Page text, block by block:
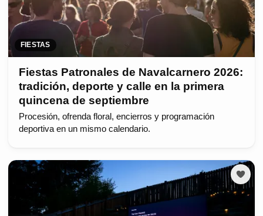
FIESTAS
Fiestas Patronales de Navalcarnero 2026:
tradición, deporte y calle en la primera
quincena de septiembre
Procesión, ofrenda floral, encierros y programación
deportiva en un mismo calendario.